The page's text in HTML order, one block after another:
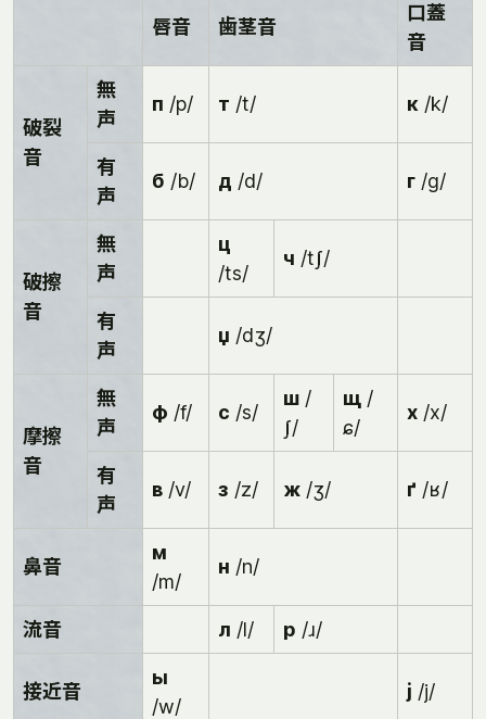
唇音 歯茎音
口蓋
音
破裂
音
無
声
п /p/ т /t/ к /k/
有
声
б /b/ д /d/ г /ɡ/
破擦
音
無
声
ц
/ts/
ч /tʃ/
有
声
џ /dʒ/
摩擦
音
無
声
ф /f/ с /s/
ш /
ʃ/
щ /
ɕ/
х /x/
有
声
в /v/ з /z/ ж /ʒ/ ґ /ʁ/
鼻音
м
/m/
н /n/
流音 л /l/ р /ɹ/
接近音
ы
/w/
ј /j/